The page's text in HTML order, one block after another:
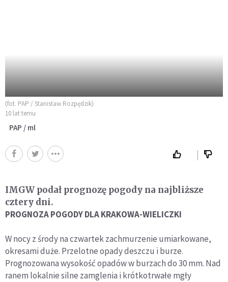
(fot. PAP / Stanisław Rozpędzik)
10 lat temu
PAP / ml
IMGW podał prognozę pogody na najbliższe
cztery dni.
PROGNOZA POGODY DLA KRAKOWA-WIELICZKI
W nocy z środy na czwartek zachmurzenie umiarkowane,
okresami duże. Przelotne opady deszczu i burze.
Prognozowana wysokość opadów w burzach do 30 mm. Nad
ranem lokalnie silne zamglenia i krótkotrwałe mgły